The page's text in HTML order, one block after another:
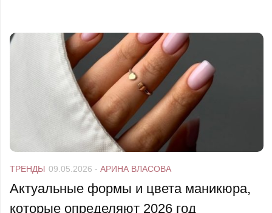
ТРЕНДЫ 09.05.2026 - АРИНА ВЛАСОВА
Актуальные формы и цвета маникюра,
которые определяют 2026 год